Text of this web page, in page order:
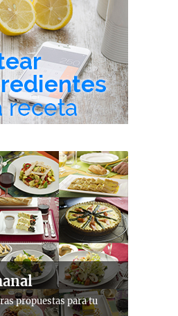
propuestas para tu